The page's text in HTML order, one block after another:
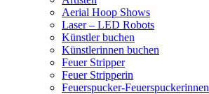
Aerial Hoop Shows
Laser – LED Robots
Künstler buchen
Künstlerinnen buchen
Feuer Stripper
Feuer Stripperin
Feuerspucker-Feuerspuckerinnen